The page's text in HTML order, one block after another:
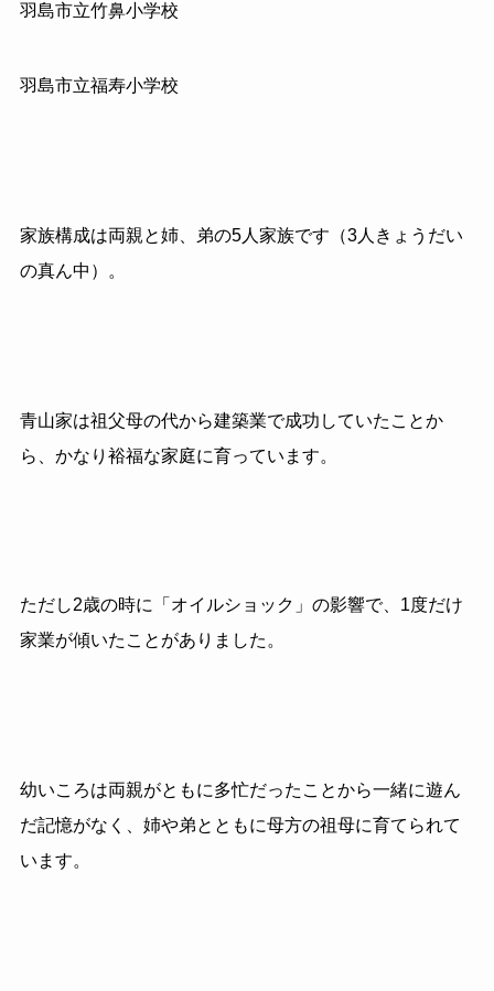
羽島市立竹鼻小学校
羽島市立福寿小学校
家族構成は両親と姉、弟の5人家族です（3人きょうだい
の真ん中）。
青山家は祖父母の代から建築業で成功していたことか
ら、かなり裕福な家庭に育っています。
ただし2歳の時に「オイルショック」の影響で、1度だけ
家業が傾いたことがありました。
幼いころは両親がともに多忙だったことから一緒に遊ん
だ記憶がなく、姉や弟とともに母方の祖母に育てられて
います。